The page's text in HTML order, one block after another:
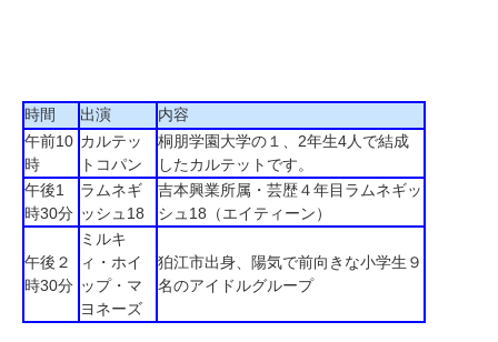
時間 出演
内容
午前10
時
カルテッ
トコパン
桐朋学園大学の１、2年生4人で結成
したカルテットです。
午後1
時30分
ラムネギ
ッシュ18
吉本興業所属・芸歴４年目ラムネギッ
シュ18（エイティーン）
午後２
時30分
ミルキ
ィ・ホイ
ップ・マ
ヨネーズ
狛江市出身、陽気で前向きな小学生９
名のアイドルグループ